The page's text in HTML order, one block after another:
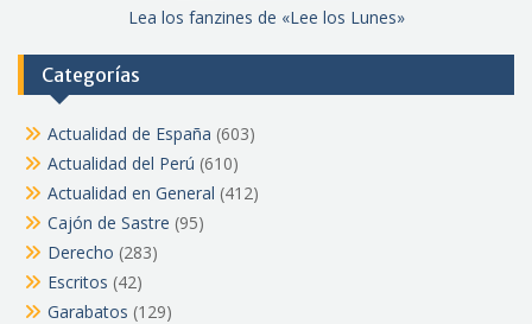
Lea los fanzines de «Lee los Lunes»
Categorías
Actualidad de España (603)
Actualidad del Perú (610)
Actualidad en General (412)
Cajón de Sastre (95)
Derecho (283)
Escritos (42)
Garabatos (129)